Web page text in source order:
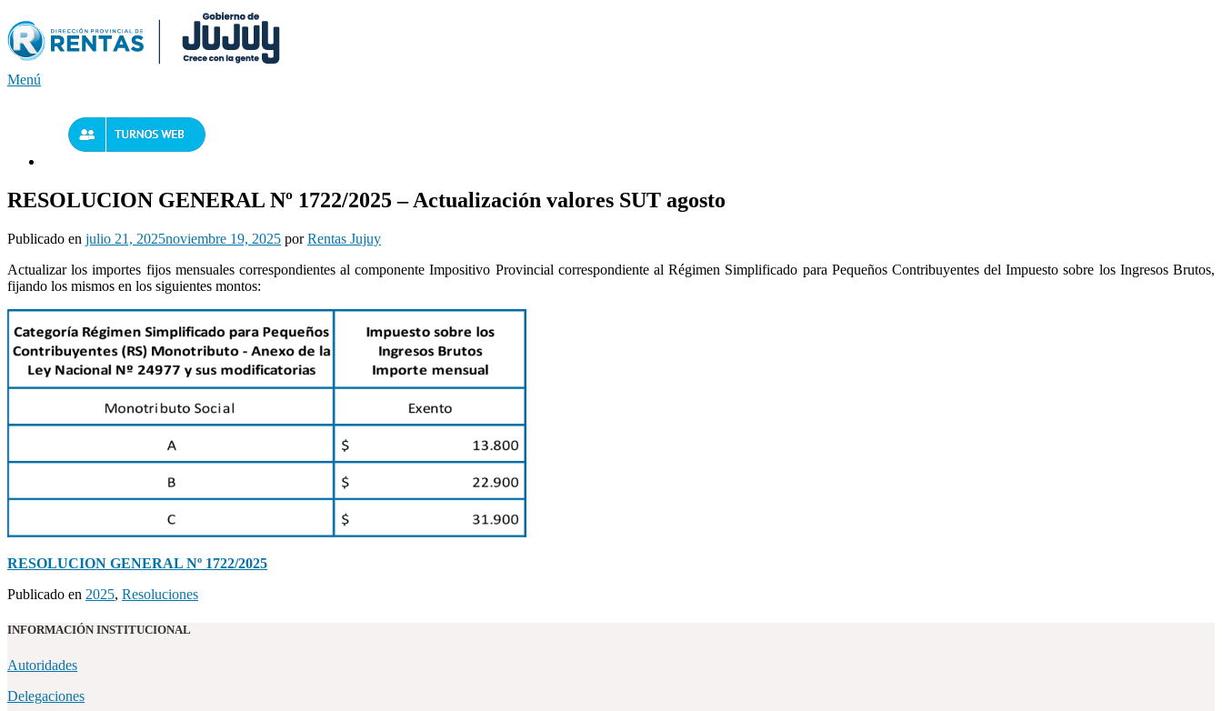
al
contenido
Menú
RESOLUCION GENERAL Nº 1722/2025 – Actualización valores SUT agosto
Publicado en julio 21, 2025noviembre 19, 2025 porRentas Jujuy
Actualizar los importes fijos mensuales correspondientes al componente Impositivo Provincial correspondiente al Régimen Simplificado para Pequeños Contribuyentes del Impuesto sobre los Ingresos Brutos,
fijando los mismos en los siguientes montos:
RESOLUCION GENERAL Nº 1722/2025
Publicado en 2025, Resoluciones
INFORMACIÓN INSTITUCIONAL
Autoridades
Delegaciones